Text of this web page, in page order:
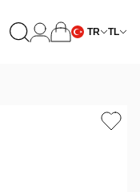
TR TL